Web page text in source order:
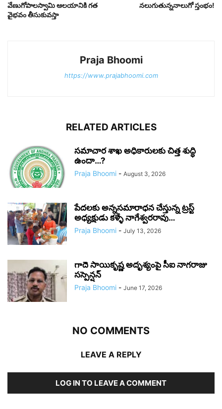
వేణుగోపాలస్వామి ఆలయానికి గత
వైభవం తీసుకువస్తా
నలుగుతున్ననాలుగో స్తంభం!
Praja Bhoomi
https://www.prajabhoomi.com
RELATED ARTICLES
సమాచార శాఖ అధికారులకు చిత్త శుద్ధి
ఉందా…?
Praja Bhoomi - August 3, 2026
పేదలకు అన్నసమారాధన చేస్తున్న ట్రస్ట్
అధ్యక్షుడు కళ్ళే నాగేశ్వరరావు…
Praja Bhoomi - July 13, 2026
గాదె సాయికృష్ణ అదృశ్యంపై సీఐ నాగరాజు
సస్పెన్షన్
Praja Bhoomi - June 17, 2026
NO COMMENTS
LEAVE A REPLY
LOG IN TO LEAVE A COMMENT